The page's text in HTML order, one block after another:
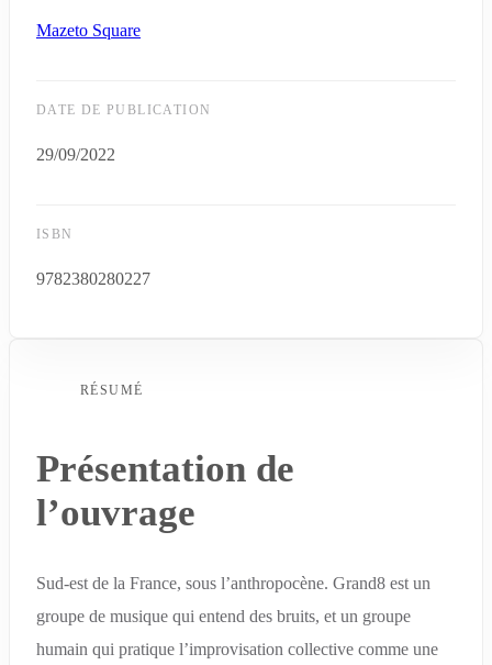
Mazeto Square
DATE DE PUBLICATION
29/09/2022
ISBN
9782380280227
RÉSUMÉ
Présentation de
l’ouvrage
Sud-est de la France, sous l’anthropocène. Grand8 est un
groupe de musique qui entend des bruits, et un groupe
humain qui pratique l’improvisation collective comme une